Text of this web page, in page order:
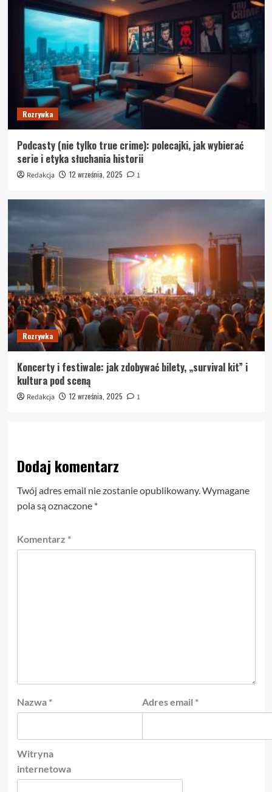
Rozrywka
Podcasty (nie tylko true crime): polecajki, jak wybierać
serie i etyka słuchania historii
Redakcja 12 września, 2025 1
Rozrywka
Koncerty i festiwale: jak zdobywać bilety, „survival kit” i
kultura pod sceną
Redakcja 12 września, 2025 1
Dodaj komentarz
Twój adres email nie zostanie opublikowany.Wymagane
pola są oznaczone *
Komentarz *
Nazwa * Adres email *
Witryna
internetowa